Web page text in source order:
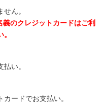
ん。
のクレジットカードはご利
い。
ードでお支払い。